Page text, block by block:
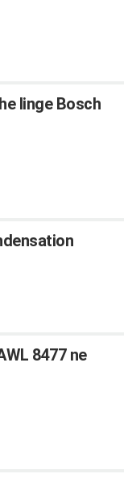
linge Bosch
8477 ne